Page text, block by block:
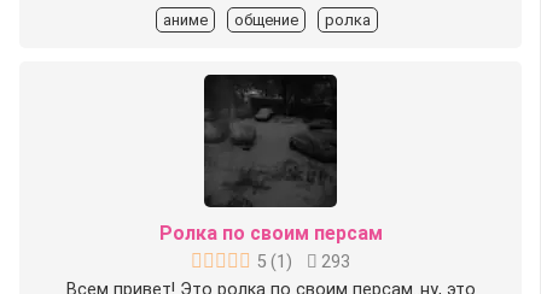
аниме общение ролка
Ролка по своим персам
5 (1 )
293
Всем привет! Это ролка по своим персам..ну, это